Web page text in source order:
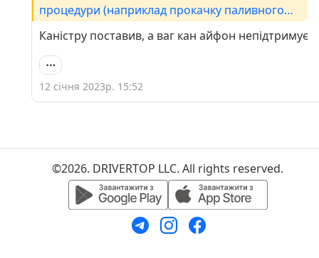
процедури (наприклад прокачку паливного
насоса при заміні фільтра на дизелі), для
деяких моделей доступне кодування. Я obd
адаптером на літо вмикаю складання дзеркал
при закритті автомобіля, на зиму вимикаю,
щоб не замерзли :) Рекомендую подивитися на
Каністру поставив, а ваг кан айфон непідтримує
12 січня 2023р. 15:52
©2026. DRIVERTOP LLC. All rights reserved.